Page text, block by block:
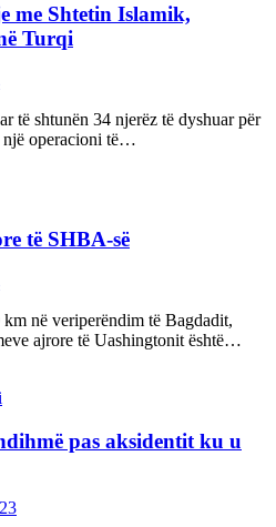
me Shtetin Islamik,
Turqi
të shtunën 34 njerëz të dyshuar për
një operacioni të…
të SHBA-së
në veriperëndim të Bagdadit,
ajrore të Uashingtonit është…
pas aksidentit ku u